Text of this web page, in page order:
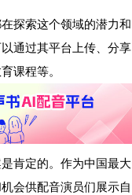
探索这个领域的潜力和
通过其平台上传、分享
课程等。
肯定的。作为中国最大
会供配音演员们展示自